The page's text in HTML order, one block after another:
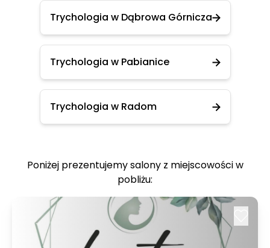
Trychologia w Dąbrowa Górnicza
Trychologia w Pabianice
Trychologia w Radom
Poniżej prezentujemy salony z miejscowości w
pobliżu: